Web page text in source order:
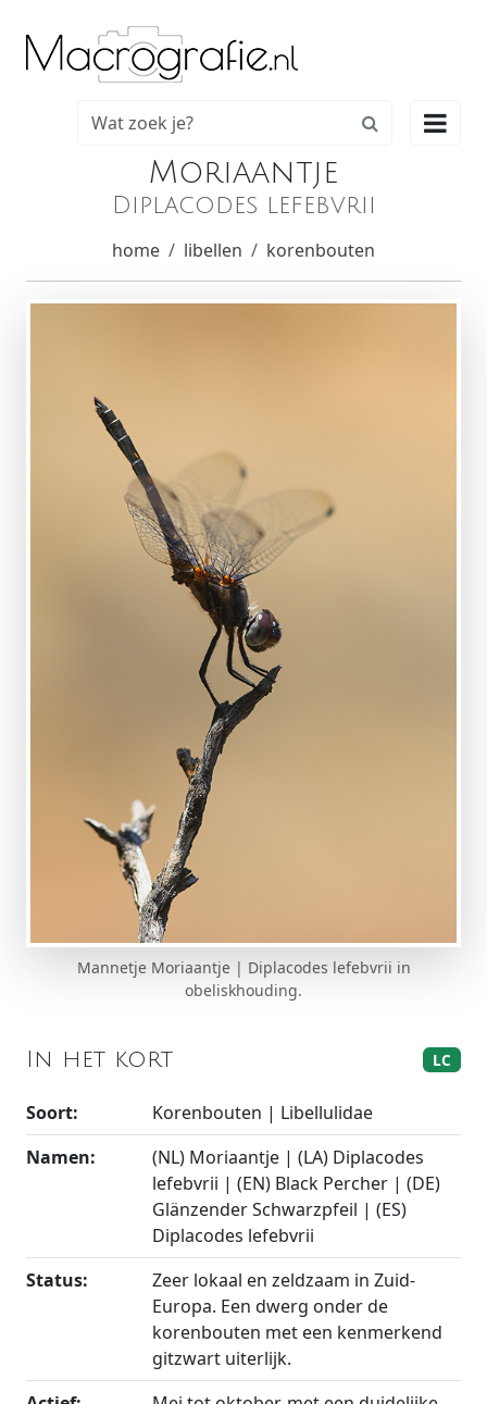

Moriaantje
Diplacodes lefebvrii
home libellen korenbouten
Mannetje Moriaantje | Diplacodes lefebvrii in
obeliskhouding.
In het kort LC
Soort:
Korenbouten | Libellulidae
Namen:
(NL) Moriaantje | (LA) Diplacodes
lefebvrii | (EN) Black Percher | (DE)
Glänzender Schwarzpfeil | (ES)
Diplacodes lefebvrii
Status:
Zeer lokaal en zeldzaam in Zuid-
Europa. Een dwerg onder de
korenbouten met een kenmerkend
gitzwart uiterlijk.